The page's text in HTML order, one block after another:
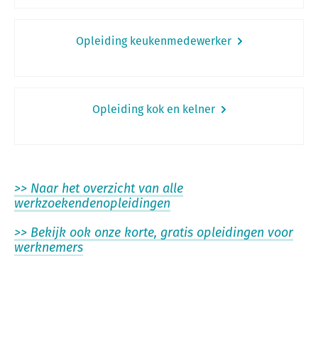
Opleiding keukenmedewerker
Opleiding kok en kelner
>> Naar het overzicht van alle
werkzoekendenopleidingen
>> Bekijk ook onze korte, gratis opleidingen voor
werknemers